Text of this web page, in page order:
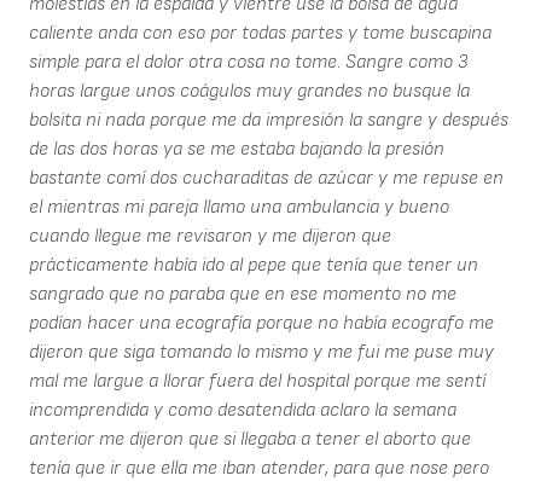
caliente anda con eso por todas partes y tome buscapina
simple para el dolor otra cosa no tome. Sangre como 3
horas largue unos coágulos muy grandes no busque la
bolsita ni nada porque me da impresión la sangre y después
de las dos horas ya se me estaba bajando la presión
bastante comí dos cucharaditas de azúcar y me repuse en
el mientras mi pareja llamo una ambulancia y bueno
cuando llegue me revisaron y me dijeron que
prácticamente había ido al pepe que tenía que tener un
sangrado que no paraba que en ese momento no me
podían hacer una ecografía porque no había ecografo me
dijeron que siga tomando lo mismo y me fui me puse muy
mal me largue a llorar fuera del hospital porque me sentí
incomprendida y como desatendida aclaro la semana
anterior me dijeron que si llegaba a tener el aborto que
tenía que ir que ella me iban atender, para que nose pero